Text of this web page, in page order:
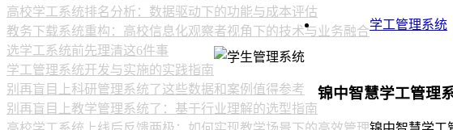
高校学工系统排名分析：数据驱动下的功能与成本评估
教务下载系统重构：高校信息化观察者视角下的技术与业务融合
选学工系统前先理清这6件事
学工管理系统开发与实施的实践指南
别再盲目上科研管理系统了这些数据和案例值得参考
别再盲目上教学管理系统了：基于行业理解的选型指南
学工管理系统
锦中智慧学工管理